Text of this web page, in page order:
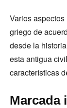
Varios
griego de
desde la
esta antigua
características
Marcada